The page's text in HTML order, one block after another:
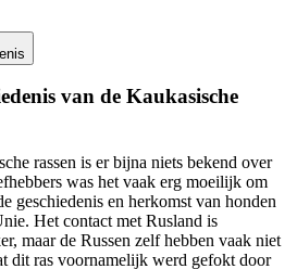
van de Kaukasische
rassen is er bijna niets bekend over
was het vaak erg moeilijk om
geschiedenis en herkomst van honden
Het contact met Rusland is
maar de Russen zelf hebben vaak niet
dit ras voornamelijk werd gefokt door